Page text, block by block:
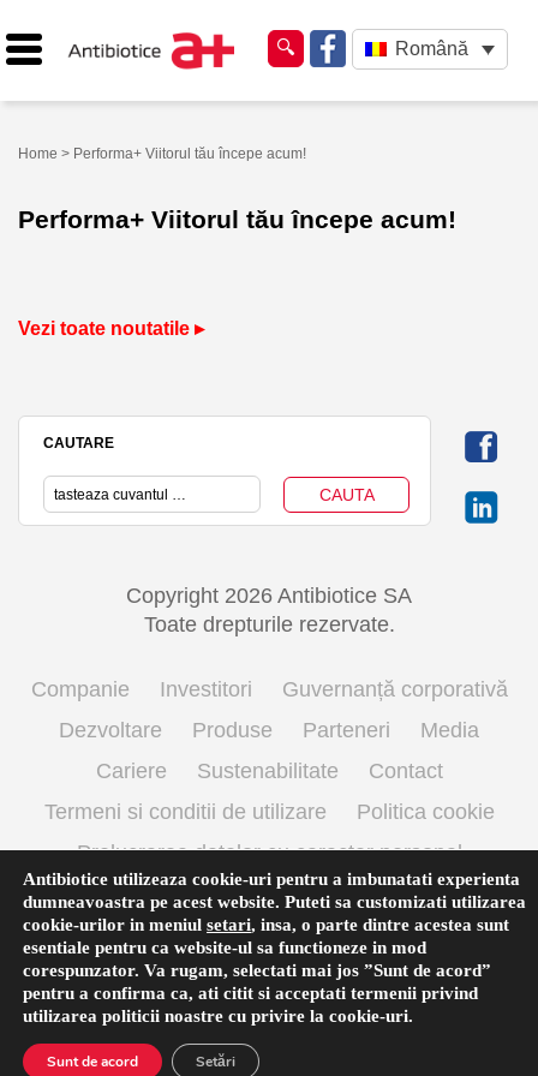
Română
Home > Performa+ Viitorul tău începe acum!
Performa+ Viitorul tău începe acum!
Vezi toate noutatile ▸
CAUTARE
Copyright 2026 Antibiotice SA
Toate drepturile rezervate.
Companie Investitori
Guvernanță corporativă
Dezvoltare
Produse Parteneri
Media
Cariere
Sustenabilitate
Contact
Termeni si conditii de utilizare
Politica cookie
Prelucrarea datelor cu caracter personal
Antibiotice utilizeaza cookie-uri pentru a imbunatati experienta
dumneavoastra pe acest website. Puteti sa customizati utilizarea
cookie-urilor in meniul setari, insa, o parte dintre acestea sunt
esentiale pentru ca website-ul sa functioneze in mod
corespunzator. Va rugam, selectati mai jos ”Sunt de acord”
pentru a confirma ca, ati citit si acceptati termenii privind
utilizarea politicii noastre cu privire la cookie-uri.
Sunt de acord Setări
Română